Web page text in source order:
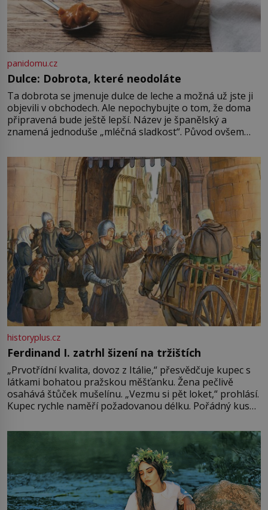
panidomu.cz
Dulce: Dobrota, které neodoláte
Ta dobrota se jmenuje dulce de leche a možná už jste ji
objevili v obchodech. Ale nepochybujte o tom, že doma
připravená bude ještě lepší. Název je španělský a
znamená jednoduše „mléčná sladkost“. Původ ovšem
pře hned několik latinskoamerických zemí a k tomu
Francie, kde se traduje,
historyplus.cz
Ferdinand I. zatrhl šizení na tržištích
„Prvotřídní kvalita, dovoz z Itálie,“ přesvědčuje kupec s
látkami bohatou pražskou měšťanku. Žena pečlivě
osahává štůček mušelínu. „Vezmu si pět loket,“ prohlásí.
Kupec rychle naměří požadovanou délku. Pořádný kus
milostpaní. Stačí jenom na sukni,“ zhodnotí švadlena
množství růžového mušelínu. „Ošidili vás, podívejte.“
Vezme do ruky dřevěnou